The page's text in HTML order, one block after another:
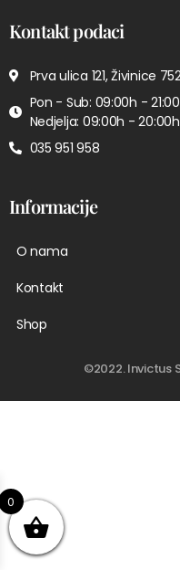
Kontakt podaci
Prva ulica 121, Živinice
Pon - Sub: 09:00h -
Nedjelja: 09:00h - 20:00h
035 951 958
Informacije
O nama
Kontakt
Shop
©2022. Invictus
0